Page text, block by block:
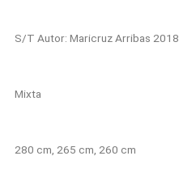
S/T Autor: Maricruz Arribas 2018
Mixta
280 cm, 265 cm, 260 cm